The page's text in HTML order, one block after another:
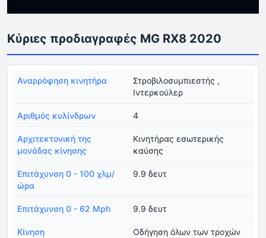
Κύριες προδιαγραφές MG RX8 2020
Αναρρόφηση κινητήρα
Στροβιλοσυμπιεστής ,
Ιντερκούλερ
Αριθμός κυλίνδρων 4
Αρχιτεκτονική της
μονάδας κίνησης
Κινητήρας εσωτερικής
καύσης
Επιτάχυνση 0 - 100 χλμ/
ώρα
9.9 δευτ
Επιτάχυνση 0 - 62 Mph 9.9 δευτ
Κίνηση
Οδήγηση όλων των τροχών